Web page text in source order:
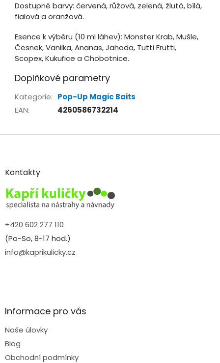
Dostupné barvy: červená, růžová, zelená, žlutá, bílá,
fialová a oranžová.
Esence k výběru (10 ml láhev): Monster Krab, Mušle,
Česnek, Vanilka, Ananas, Jahoda, Tutti Frutti,
Scopex, Kukuřice a Chobotnice.
Doplňkové parametry
Kategorie: Pop-Up Magic Baits
EAN: 4260586732214
Z
aKontakty
+420 602 277 110
(Po-So, 8-17 hod.)
info@kaprikulicky.cz
Informace pro vás
Naše úlovky
Blog
Obchodní podmínky